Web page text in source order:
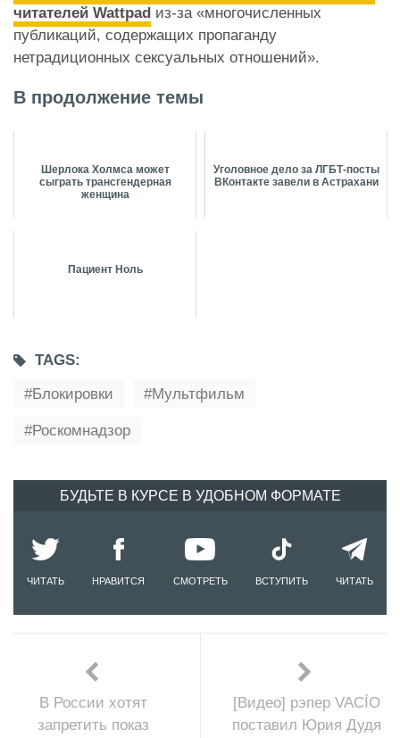
читателей Wattpad из-за «многочисленных
публикаций, содержащих пропаганду
нетрадиционных сексуальных отношений».
В продолжение темы
Шерлока Холмса может
сыграть трансгендерная
женщина
Уголовное дело за ЛГБТ-посты
ВКонтакте завели в Астрахани
Пациент Ноль
TAGS:
Блокировки
Мультфильм
Роскомнадзор
БУДЬТЕ В КУРСЕ В УДОБНОМ ФОРМАТЕ
ЧИТАТЬ НРАВИТСЯ СМОТРЕТЬ ВСТУПИТЬ ЧИТАТЬ
В России хотят
запретить показ
[Видео] рэпер VACÍO
поставил Юрия Дудя